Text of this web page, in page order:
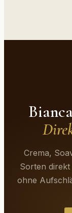
Crema,
Sorten
ohne